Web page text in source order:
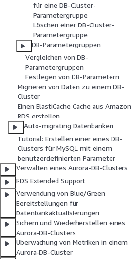
für eine DB-Cluster-
Parametergruppe
Löschen einer DB-Cluster-
Parametergruppe
DB-Parametergruppen
Vergleichen von DB-
Parametergruppen
Festlegen von DB-Parametern
Migrieren von Daten zu einem DB-
Cluster
Einen ElastiCache Cache aus Amazon
RDS erstellen
Auto-migrating Datenbanken
Tutorial: Erstellen einer eines DB-
Clusters für MySQL mit einem
benutzerdefinierten Parameter
Verwalten eines Aurora-DB-Clusters
RDS Extended Support
Verwendung von Blue/Green
Bereitstellungen für
Datenbankaktualisierungen
Sichern und Wiederherstellen eines
Aurora-DB-Clusters
Überwachung von Metriken in einem
Aurora-DB-Cluster